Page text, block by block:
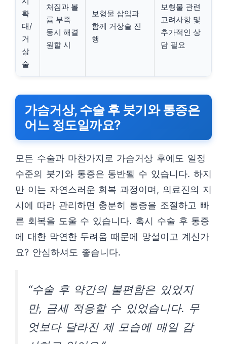
확
대/
거
상
술
처짐과 볼
륨 부족
동시 해결
원할 시
보형물 삽입과
함께 거상술 진
행
보형물 관련
고려사항 및
추가적인 상
담 필요
가슴거상, 수술 후 붓기와 통증은
어느 정도일까요?
모든 수술과 마찬가지로 가슴거상 후에도 일정
수준의 붓기와 통증은 동반될 수 있습니다. 하지
만 이는 자연스러운 회복 과정이며, 의료진의 지
시에 따라 관리하면 충분히 통증을 조절하고 빠
른 회복을 도울 수 있습니다. 혹시 수술 후 통증
에 대한 막연한 두려움 때문에 망설이고 계신가
요? 안심하셔도 좋습니다.
“수술 후 약간의 불편함은 있었지
만, 금세 적응할 수 있었습니다. 무
엇보다 달라진 제 모습에 매일 감